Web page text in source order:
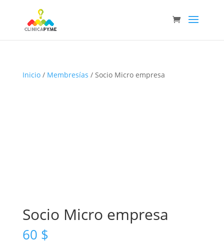
Inicio/ Membresías / Socio Micro empresa
Socio Micro empresa
60 $